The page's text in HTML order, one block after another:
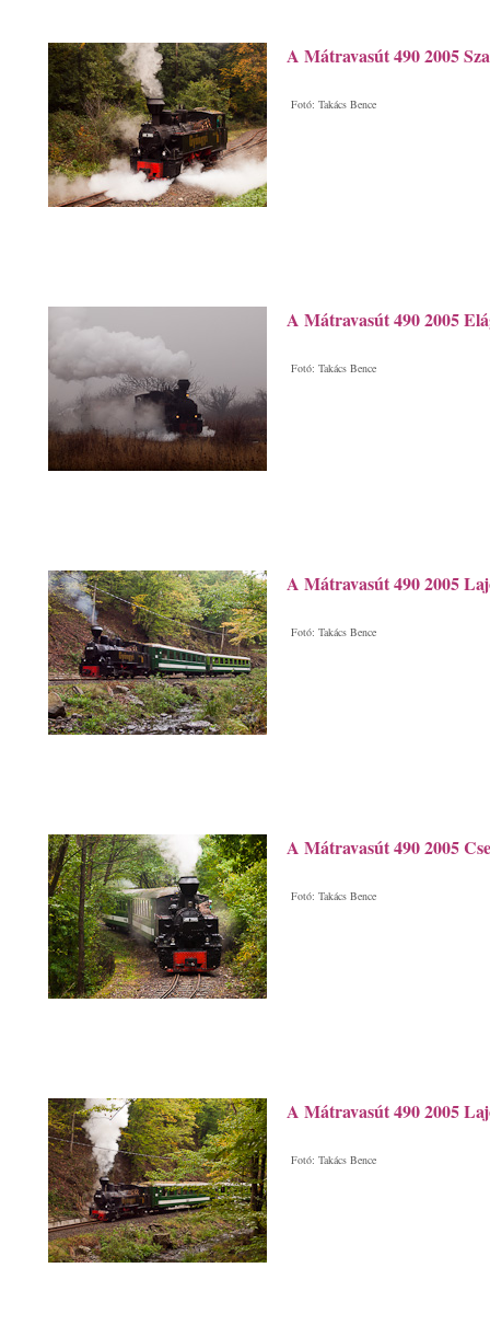
A Mátravasút 490 2005
Fotó: Takács Bence
A Mátravasút 490 2005
Fotó: Takács Bence
A Mátravasút 490 2005
Fotó: Takács Bence
A Mátravasút 490 2005
Fotó: Takács Bence
A Mátravasút 490 2005
Fotó: Takács Bence